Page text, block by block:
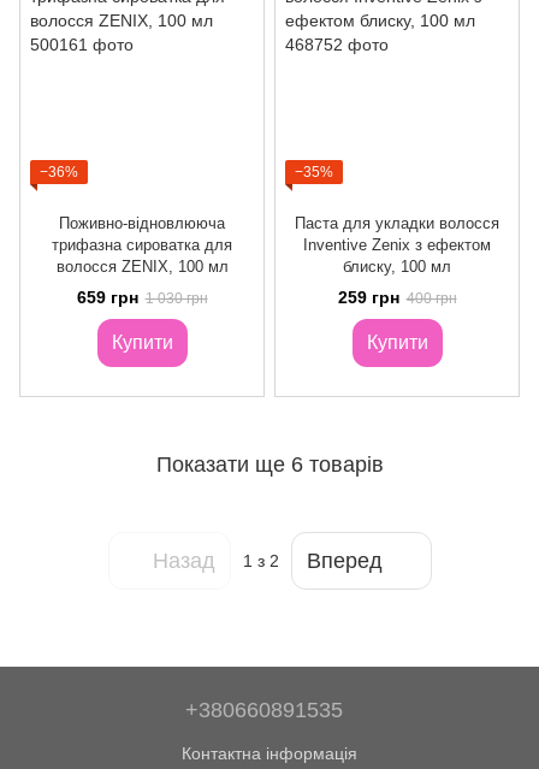
−36%
Поживно-відновлююча
трифазна сироватка для
волосся ZENIX, 100 мл
659 грн 1 030 грн
Купити
−35%
Паста для укладки волосся
Inventive Zenix з ефектом
блиску, 100 мл
259 грн 400 грн
Купити
Показати ще 6 товарів
Назад 1 з 2 Вперед
+380660891535
Контактна інформація